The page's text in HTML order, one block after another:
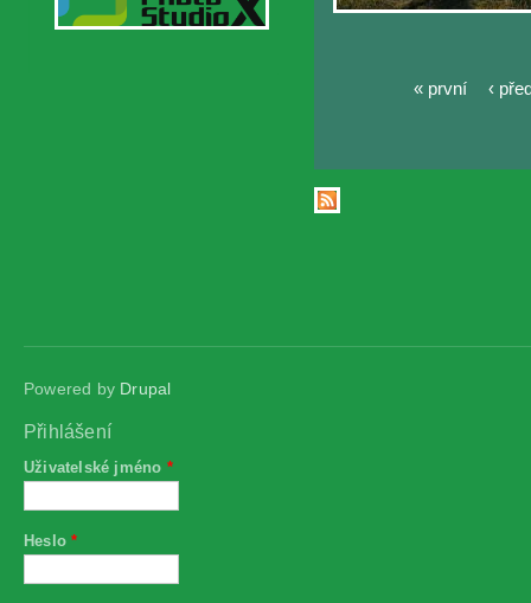
« první ‹
Powered by Drupal
Přihlášení
Uživatelské jméno *
Heslo*